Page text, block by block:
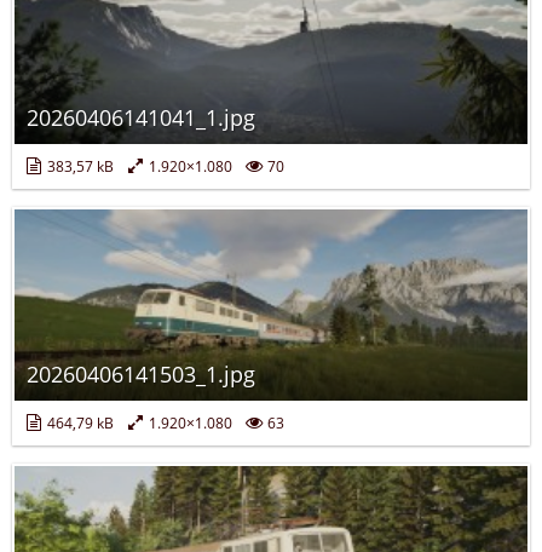
20260406141041_1.jpg
383,57 kB 1.920×1.080 70
20260406141503_1.jpg
464,79 kB 1.920×1.080 63